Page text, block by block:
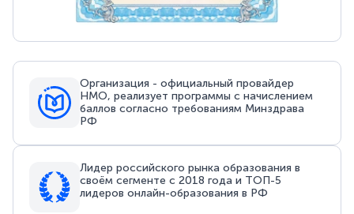
Организация - официальный провайдер
НМО, реализует программы с начислением
баллов согласно требованиям Минздрава
РФ
Лидер российского рынка образования в
своём сегменте с 2018 года и ТОП-5
лидеров онлайн-образования в РФ